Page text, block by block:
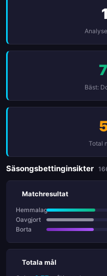
Bäst:
Total
Säsongsbettinginsikter
Matchresultat
Hemmalag
Oavgjort
Borta
Totala mål